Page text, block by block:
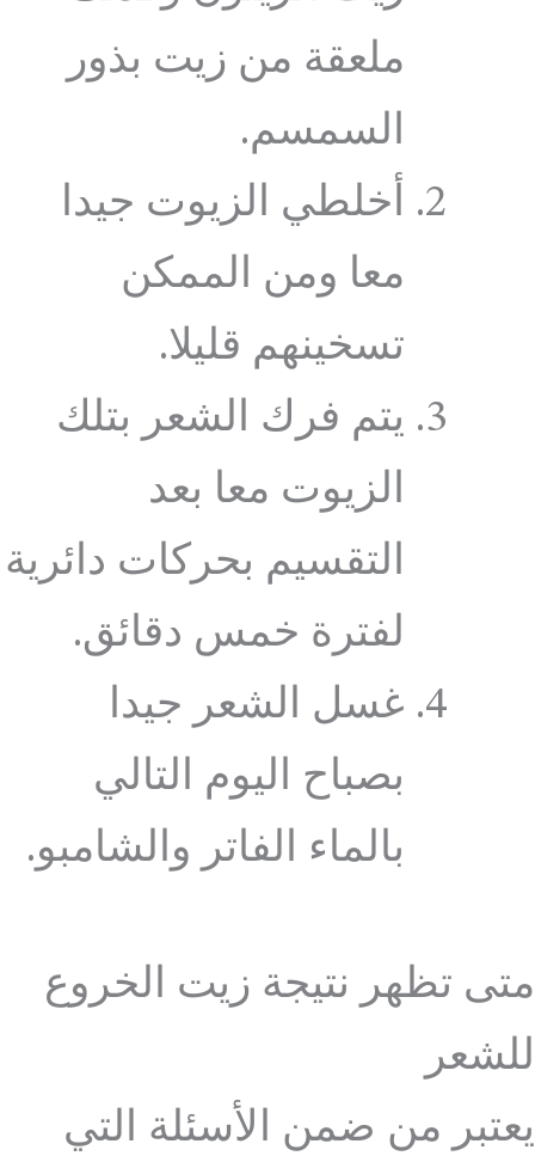
ملعقة من زيت بذور
السمسم.
أخلطي الزيوت جيدا
معا ومن الممكن
تسخينهم قليلا.
يتم فرك الشعر بتلك
الزيوت معا بعد
التقسيم بحركات دائرية
لفترة خمس دقائق.
غسل الشعر جيدا
بصباح اليوم التالي
بالماء الفاتر والشامبو.
متى تظهر نتيجة زيت الخروع
للشعر
يعتبر من ضمن الأسئلة التي